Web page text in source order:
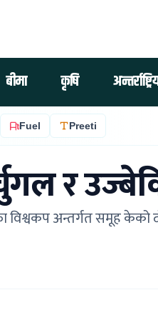
बीमा कृषि
Fuel Preeti
र
विश्वकप अन्तर्गत समूह